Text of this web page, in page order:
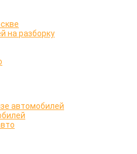
на разборку
автомобилей